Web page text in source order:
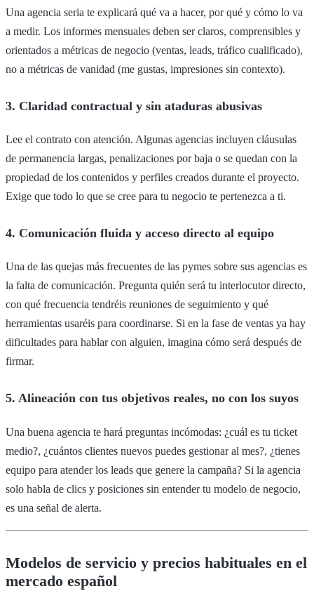
Una agencia seria te explicará qué va a hacer, por qué y cómo lo va
a medir. Los informes mensuales deben ser claros, comprensibles y
orientados a métricas de negocio (ventas, leads, tráfico cualificado),
no a métricas de vanidad (me gustas, impresiones sin contexto).
3. Claridad contractual y sin ataduras abusivas
Lee el contrato con atención. Algunas agencias incluyen cláusulas
de permanencia largas, penalizaciones por baja o se quedan con la
propiedad de los contenidos y perfiles creados durante el proyecto.
Exige que todo lo que se cree para tu negocio te pertenezca a ti.
4. Comunicación fluida y acceso directo al equipo
Una de las quejas más frecuentes de las pymes sobre sus agencias es
la falta de comunicación. Pregunta quién será tu interlocutor directo,
con qué frecuencia tendréis reuniones de seguimiento y qué
herramientas usaréis para coordinarse. Si en la fase de ventas ya hay
dificultades para hablar con alguien, imagina cómo será después de
firmar.
5. Alineación con tus objetivos reales, no con los suyos
Una buena agencia te hará preguntas incómodas: ¿cuál es tu ticket
medio?, ¿cuántos clientes nuevos puedes gestionar al mes?, ¿tienes
equipo para atender los leads que genere la campaña? Si la agencia
solo habla de clics y posiciones sin entender tu modelo de negocio,
es una señal de alerta.
Modelos de servicio y precios habituales en el
mercado español